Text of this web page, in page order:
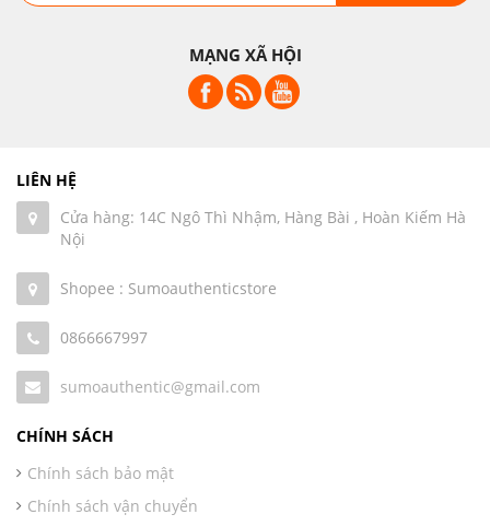
MẠNG XÃ HỘI
LIÊN HỆ
Cửa hàng: 14C Ngô Thì Nhậm, Hàng Bài , Hoàn Kiếm Hà
Nội
Shopee : Sumoauthenticstore
0866667997
sumoauthentic@gmail.com
CHÍNH SÁCH
Chính sách bảo mật
Chính sách vận chuyển